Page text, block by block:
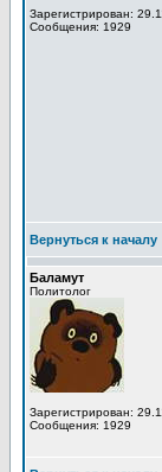
Зарегистрирован:
Сообщения: 1929
Вернуться к началу
Баламут
Политолог
Зарегистрирован:
Сообщения: 1929